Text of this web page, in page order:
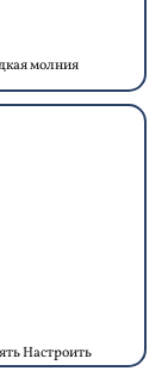
молния
Настроить